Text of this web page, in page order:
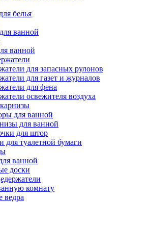
белья
ванной
ванной
для запасных рулонов
для газет и журналов
для фена
освежителя воздуха
для ванной
для ванной
для штор
для туалетной бумаги
ванной
доски
комнату
ведра